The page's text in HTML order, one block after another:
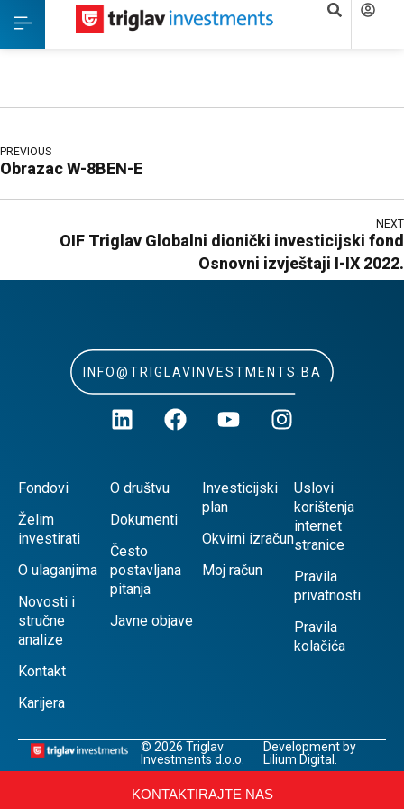
PREVIOUS
Obrazac W-8BEN-E
NEXT
OIF Triglav Globalni dionički investicijski fond
Osnovni izvještaji I-IX 2022.
INFO@TRIGLAVINVESTMENTS.BA
Fondovi
Želim
investirati
O ulaganjima
Novosti i
stručne
analize
Kontakt
Karijera
O društvu
Dokumenti
Često
postavljana
pitanja
Javne objave
Investicijski
plan
Okvirni izračun
Moj račun
Uslovi
korištenja
internet
stranice
Pravila
privatnosti
Pravila
kolačića
© 2026 Triglav
Investments d.o.o.
Development by
Lilium Digital.
KONTAKTIRAJTE NAS